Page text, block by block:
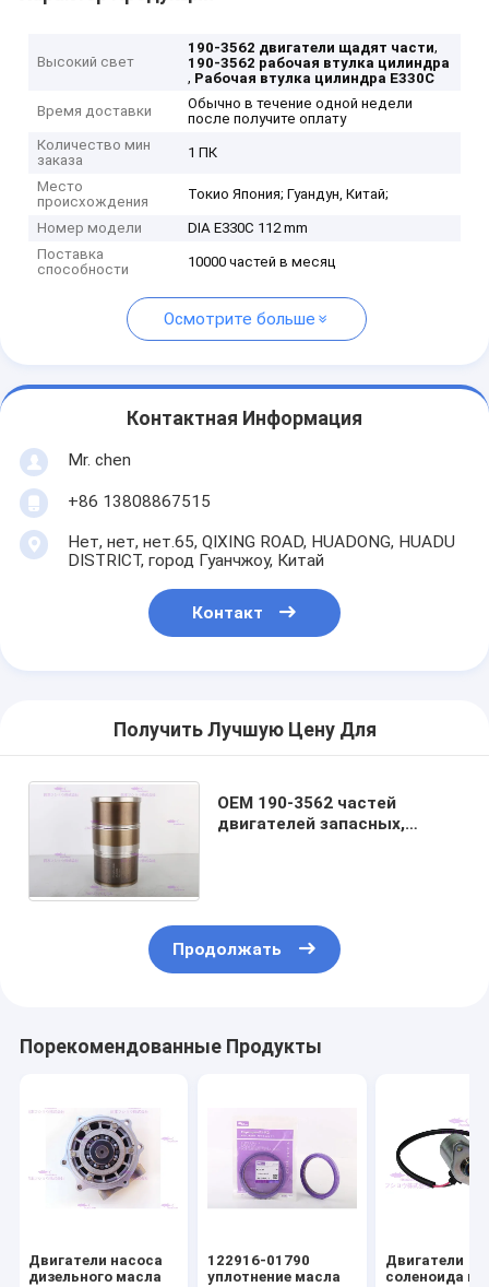
Высокий свет
190-3562 двигатели щадят части,
190-3562 рабочая втулка цилиндра
, Рабочая втулка цилиндра E330C
Время доставки
Обычно в течение одной недели
после получите оплату
Количество мин
заказа
1 ПК
Место
происхождения
Токио Япония; Гуандун, Китай;
Номер модели
DIA E330C 112 mm
Поставка
способности
10000 частей в месяц
Осмотрите больше
Контактная Информация
Mr. chen
+86 13808867515
Нет, нет, нет.65, QIXING ROAD, HUADONG, HUADU
DISTRICT, город Гуанчжоу, Китай
Контакт
Получить Лучшую Цену Для
OEM 190-3562 частей
двигателей запасных,
Продолжать
Порекомендованные Продукты
Двигатели насоса
дизельного масла
122916-01790
уплотнение масла
Двигатели
соленоида